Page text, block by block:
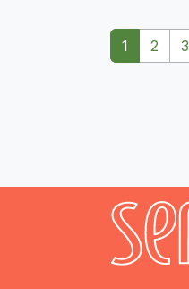
1 2 3